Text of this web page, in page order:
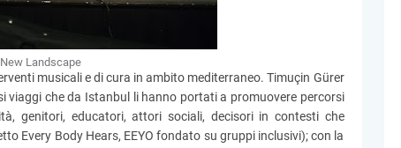
New Landscape
musicali e di cura in ambito mediterraneo. Timuçin Gürer
viaggi che da Istanbul li hanno portati a promuovere percorsi
genitori, educatori, attori sociali, decisori in contesti che
Every Body Hears, EEYO fondato su gruppi inclusivi); con la